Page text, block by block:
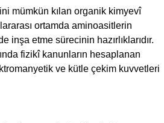
mümkün kılan organik kimyevî
ortamda aminoasitlerin
etme sürecinin hazırlıklarıdır.
fizikî kanunların hesaplanan
ve kütle çekim kuvvetleri